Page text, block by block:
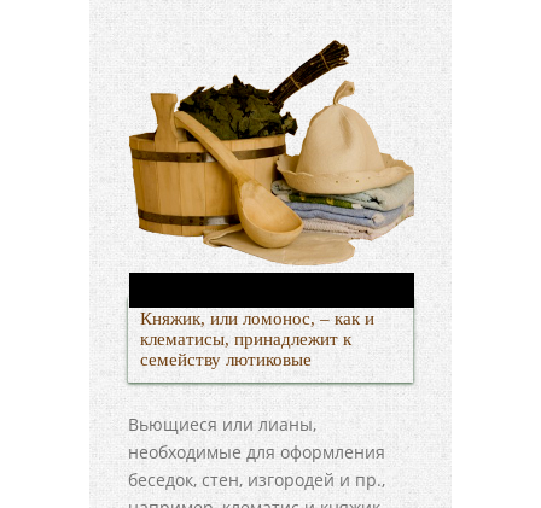
Княжик, или ломонос, – как и
клематисы, принадлежит к
семейству лютиковые
Вьющиеся или лианы,
необходимые для оформления
беседок, стен, изгородей и пр.,